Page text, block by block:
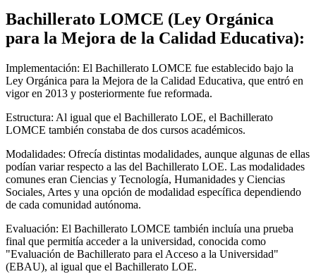
Bachillerato LOMCE (Ley Orgánica
para la Mejora de la Calidad Educativa):
Implementación: El Bachillerato LOMCE fue establecido bajo la
Ley Orgánica para la Mejora de la Calidad Educativa, que entró en
vigor en 2013 y posteriormente fue reformada.
Estructura: Al igual que el Bachillerato LOE, el Bachillerato
LOMCE también constaba de dos cursos académicos.
Modalidades: Ofrecía distintas modalidades, aunque algunas de ellas
podían variar respecto a las del Bachillerato LOE. Las modalidades
comunes eran Ciencias y Tecnología, Humanidades y Ciencias
Sociales, Artes y una opción de modalidad específica dependiendo
de cada comunidad autónoma.
Evaluación: El Bachillerato LOMCE también incluía una prueba
final que permitía acceder a la universidad, conocida como
"Evaluación de Bachillerato para el Acceso a la Universidad"
(EBAU), al igual que el Bachillerato LOE.